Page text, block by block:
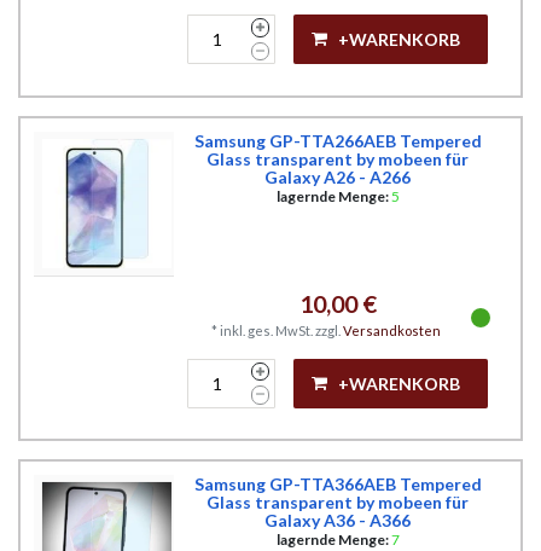
+WARENKORB
Samsung GP-TTA266AEB Tempered
Glass transparent by mobeen für
Galaxy A26 - A266
lagernde Menge:5
10,00 €
* inkl. ges. MwSt. zzgl. Versandkosten
+WARENKORB
Samsung GP-TTA366AEB Tempered
Glass transparent by mobeen für
Galaxy A36 - A366
lagernde Menge:7